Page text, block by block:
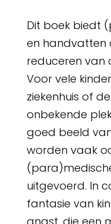
Dit boek biedt
en handvatten
reduceren van
Voor vele
ziekenhuis of
onbekende
goed beeld
worden vaak
uitgevoerd. In
fantasie van